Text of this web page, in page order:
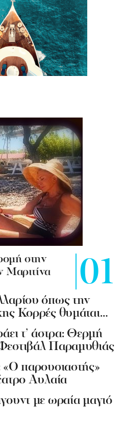
στην
Μαριτίνα
όπως την
Κορρές θυμάται…
τ’ άστρα: Θερμή
Παραμυθιάς
«Ο παρουσιαστής»
Αυλαία
με ωραία μαγιό